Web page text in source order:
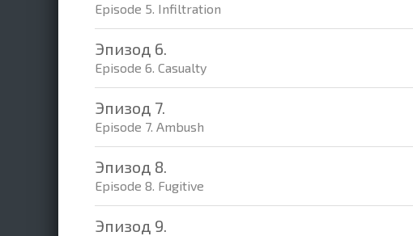
Episode 5. Infiltration
Эпизод 6.
Episode 6. Casualty
Эпизод 7.
Episode 7. Ambush
Эпизод 8.
Episode 8. Fugitive
Эпизод 9.